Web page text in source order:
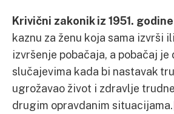
Krivični zakonik iz 1951. godine
kaznu za ženu koja sama izvrši
izvršenje pobačaja, a pobačaj je
slučajevima kada bi nastavak
ugrožavao život i zdravlje
drugim opravdanim situacijama.